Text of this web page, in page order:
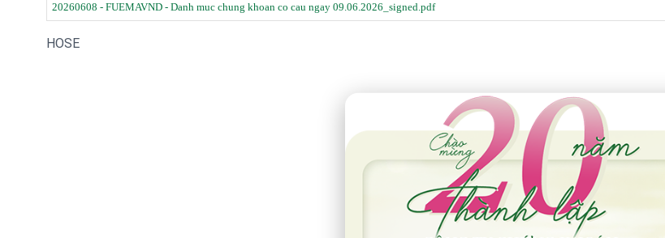
20260608 - FUEMAVND - Danh muc chung khoan co cau ngay 09.06.2026_signed.pdf
HOSE
20 Năm Thành Lập - Công Ty Chứng Khoán Phú Hưng